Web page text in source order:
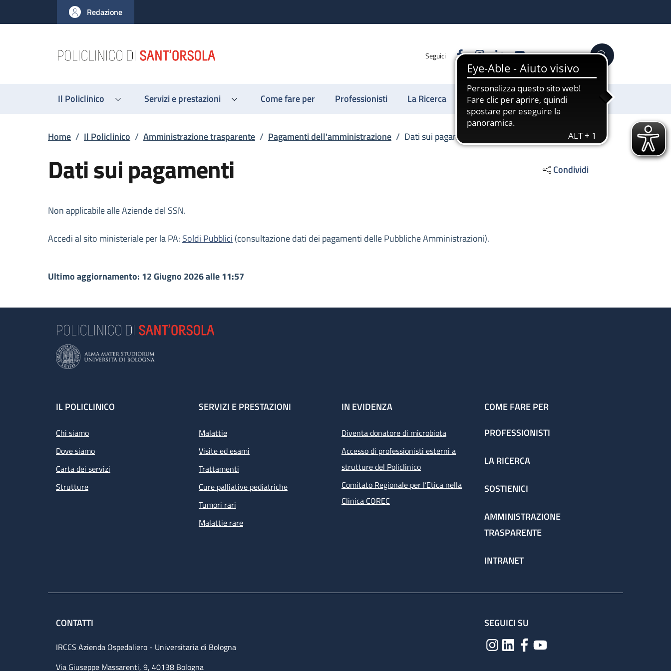
al contenuto principale
to footer content
Redazione
Seguici FacebookInstagram
LinkedinYouTube Cerca
Il Policlinico Servizi e prestazioni Come fare per Professionisti La Ricerca Sostienici
Briciole di pane
Home / Il Policlinico / Amministrazione trasparente / Pagamenti dell'amministrazione / Dati sui pagamenti
Dati sui pagamenti Condividi
Descrizione
Non applicabile alle Aziende del SSN.
Accedi al sito ministeriale per la PA: Soldi Pubblici (consultazione dati dei pagamenti delle Pubbliche Amministrazioni).
Ultimo aggiornamento: 12 Giugno 2026 alle 11:57
Footer
IL POLICLINICO
Chi siamo
Dove siamo
Carta dei servizi
Strutture
SERVIZI E PRESTAZIONI
Malattie
Visite ed esami
Trattamenti
Cure palliative pediatriche
Tumori rari
Malattie rare
IN EVIDENZA
Diventa donatore di microbiota
Accesso di professionisti esterni a
strutture del Policlinico
Comitato Regionale per l’Etica nella
Clinica COREC
COME FARE PER
PROFESSIONISTI
LA RICERCA
SOSTIENICI
AMMINISTRAZIONE
TRASPARENTE
INTRANET
CONTATTI
IRCCS Azienda Ospedaliero - Universitaria di Bologna
Via Giuseppe Massarenti, 9, 40138 Bologna
SEGUICI SU